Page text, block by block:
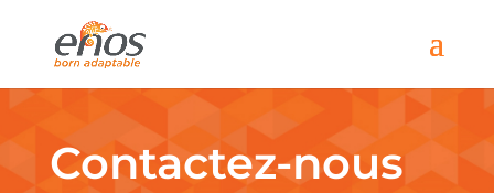
Contactez-nous